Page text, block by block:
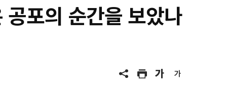
울산 32˚C
제주 31˚C
포의 순간을 보았나